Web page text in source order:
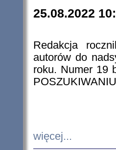
25.08.2022
Redakcja
autorów do
roku. Numer 19
więcej...